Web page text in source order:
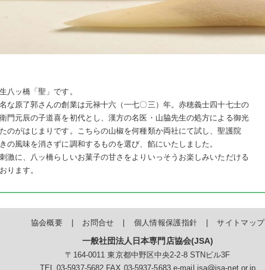
八ッ橋「聖」です。
な原了郭さんの創業は元禄十六（一七〇三）年。赤穂義士四十七士の
門元辰の子道喜を初代とし、漢方の名医・山脇先生の処方による御光
のがはじまりです。こちらの山椒を何種類か両社にて試し、聖護院
の風味を消さずに調和するものを選び、餡にいたしました。
激に、八ッ橋らしいお菓子の甘さをよりいっそうお楽しみいただける
ります。
協会概要 お問合せ 個人情報保護指針 サイトマップ
一般社団法人日本専門店協会(JSA)
〒164-0011 東京都中野区中央2-2-8 STNビル3F
TEL 03-5937-5682 FAX 03-5937-5683 e-mail jsa@jsa-net.or.jp